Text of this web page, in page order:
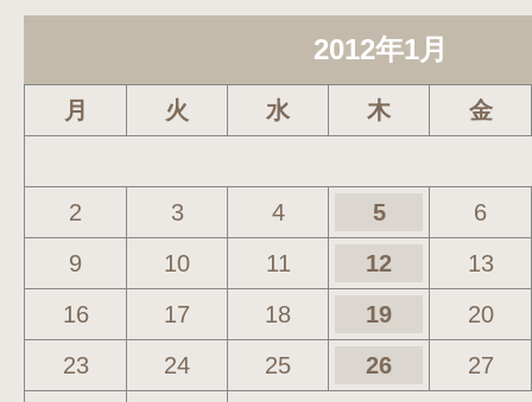
2012年1月
月 火 水 木 金
2 3 4 5
6
9
10 11 12
13
16
17 18 19
20
23
24 25 26
27